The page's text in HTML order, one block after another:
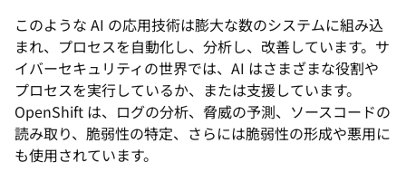
このような AI の応用技術は膨大な数のシステムに組み込
まれ、プロセスを自動化し、分析し、改善しています。サ
イバーセキュリティの世界では、AI はさまざまな役割や
プロセスを実行しているか、または支援しています。
OpenShift は、ログの分析、脅威の予測、ソースコードの
読み取り、脆弱性の特定、さらには脆弱性の形成や悪用に
も使用されています。